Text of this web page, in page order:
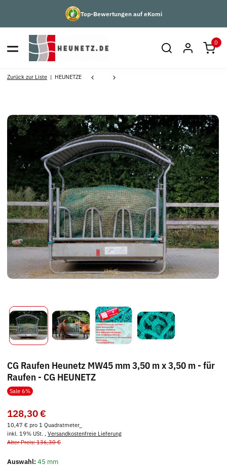
Top-Bewertungen auf eKomi
0
Zurück zur Liste HEUNETZE
CG Raufen Heunetz MW45 mm 3,50 m x 3,50 m - für
Raufen - CG HEUNETZ
Sale 6%
128,30 €
10,47 € pro 1 Quadratmeter_
inkl. 19% USt. , Versandkostenfreie Lieferung
Alter Preis: 136,30 €
Auswahl: 45 mm